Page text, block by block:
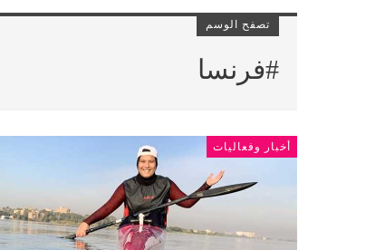
تصفح الوسم
#فرنسا
أخبار وفعاليات